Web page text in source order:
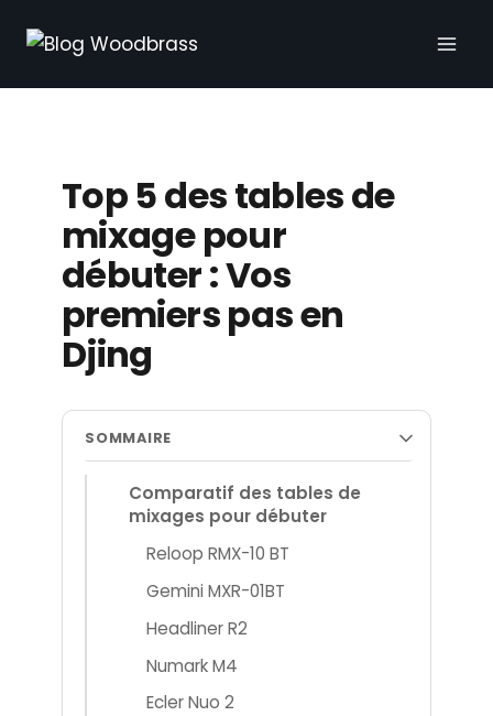
Top 5 des tables de
mixage pour
débuter : Vos
premiers pas en
Djing
SOMMAIRE
Comparatif des tables de
mixages pour débuter
Reloop RMX-10 BT
Gemini MXR-01BT
Headliner R2
Numark M4
Ecler Nuo 2